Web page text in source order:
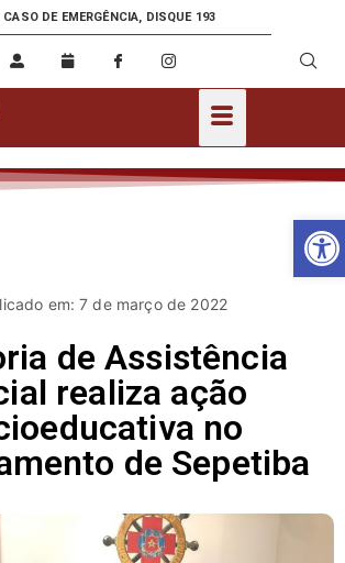
CASO DE EMERGÊNCIA, DISQUE 193
em: 7 de março de 2022
de Assistência
realiza ação
no
de Sepetiba